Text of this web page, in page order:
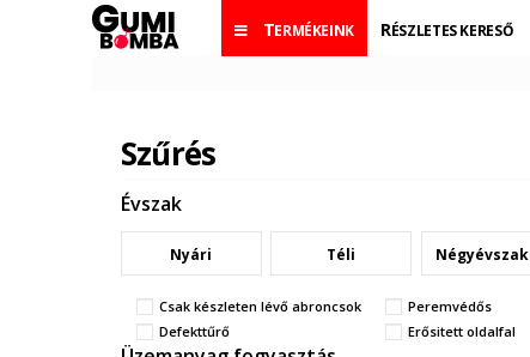
TERMÉKEINK RÉSZLETES KERESŐ
Szűrés
Évszak
Nyári Téli
Csak készleten lévő abroncsok
Peremvédős
Defekttűrő
Erősitett oldalfal